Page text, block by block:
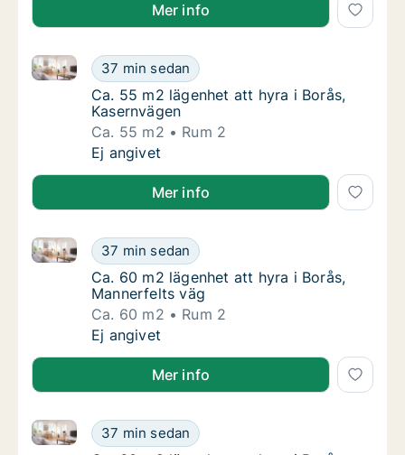
Mer info
Ca. 55 m2 lägenhet att hyra i Borås,
37 min sedan
Ca. 55 m2 lägenhet att hyra i Borås, Kasernvägen
Ca. 55 m2 lägenhet att hyra i Borås,
Ca. 55 m2 lägenhet att hyra i Borås,
Kasernvägen
Ca. 55 m2
Rum 2
Ca. 55 m2 lägenhet att hyra i Borås,
Ej angivet
Mer info
Ca. 60 m2 lägenhet att hyra i Borås,
37 min sedan
Ca. 60 m2 lägenhet att hyra i Borås, Mannerfelts väg
Ca. 60 m2 lägenhet att hyra i Borås,
Ca. 60 m2 lägenhet att hyra i Borås,
Mannerfelts väg
Ca. 60 m2
Rum 2
Ca. 60 m2 lägenhet att hyra i Borås,
Ej angivet
Mer info
Ca. 60 m2 lägenhet att hyra i Borås,
37 min sedan
Ca. 60 m2 lägenhet att hyra i Borås, Mannerfelts väg